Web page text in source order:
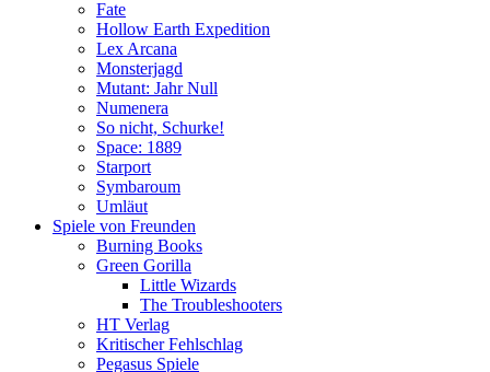
Fate
Hollow Earth Expedition
Lex Arcana
Monsterjagd
Mutant: Jahr Null
Numenera
So nicht, Schurke!
Space: 1889
Starport
Symbaroum
Umläut
Spiele von Freunden
Burning Books
Green Gorilla
Little Wizards
The Troubleshooters
HT Verlag
Kritischer Fehlschlag
Pegasus Spiele